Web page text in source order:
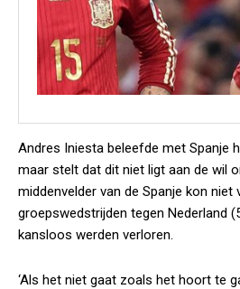
Andres Iniesta beleefde met Spanje
maar stelt dat dit niet ligt aan de wil
middenvelder van de Spanje kon niet
groepswedstrijden tegen Nederland
kansloos werden verloren.
‘Als het niet gaat zoals het hoort te